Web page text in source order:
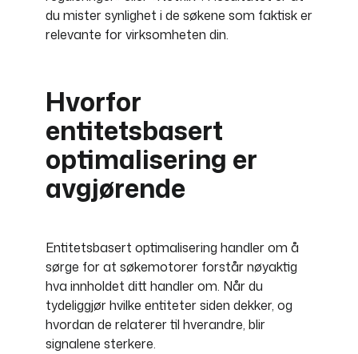
du mister synlighet i de søkene som faktisk er
relevante for virksomheten din.
Hvorfor
entitetsbasert
optimalisering er
avgjørende
Entitetsbasert optimalisering handler om å
sørge for at søkemotorer forstår nøyaktig
hva innholdet ditt handler om. Når du
tydeliggjør hvilke entiteter siden dekker, og
hvordan de relaterer til hverandre, blir
signalene sterkere.